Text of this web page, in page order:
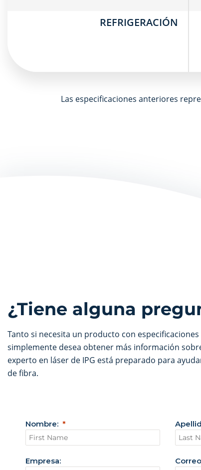
REFRIGERACIÓN
Las especificaciones anteriores
¿Tiene alguna
Tanto si necesita un producto con
simplemente desea obtener más información
experto en láser de IPG está preparado para
de fibra.
Nombre:
Empresa: